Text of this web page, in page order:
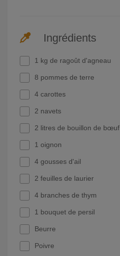
Ingrédients
1 kg de ragoût d'agneau
8 pommes de terre
4 carottes
2 navets
2 litres de bouillon de bœuf
1 oignon
4 gousses d'ail
2 feuilles de laurier
4 branches de thym
1 bouquet de persil
Beurre
Poivre